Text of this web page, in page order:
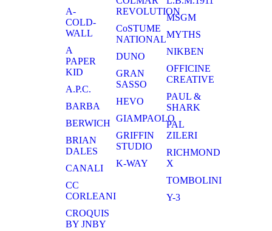
A-
COLD-
WALL
A
PAPER
KID
A.P.C.
BARBA
BERWICH
BRIAN
DALES
CANALI
CC
CORLEANI
CROQUIS
BY JNBY
REVOLUTION
CoSTUME
NATIONAL
DUNO
GRAN
SASSO
HEVO
GIAMPAOLO
GRIFFIN
STUDIO
K-WAY
MSGM
MYTHS
NIKBEN
OFFICINE
CREATIVE
PAUL &
SHARK
PAL
ZILERI
RICHMOND
X
TOMBOLINI
Y-3